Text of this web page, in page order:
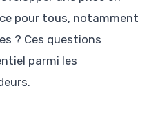
pour tous, notamment
? Ces questions
parmi les